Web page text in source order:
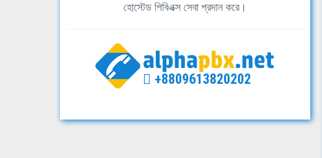
হোস্টেড পিবিএক্স সেবা প্রদান করে।
+8809613820202